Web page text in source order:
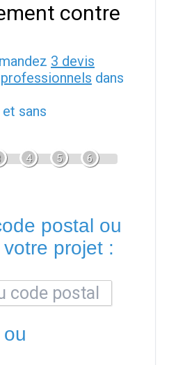
contre
3 devis
professionnels dans
sans
4 5 6
postal ou
projet :
ou